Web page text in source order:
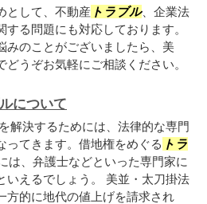
として、不動産 トラブル、企業法
る問題にも対応しております。
みのことがございましたら、美
うぞお気軽にご相談ください。
について
解決するためには、法律的な専門
ってきます。借地権をめぐる トラ
は、弁護士などといった専門家に
いえるでしょう。 美並・太刀掛法
方的に地代の値上げを請求され